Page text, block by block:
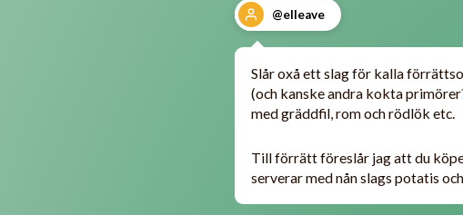
@elleave
Slår oxå ett slag för kalla
(och kanske andra kokta
med gräddfil, rom och rödlök etc.
Till förrätt föreslår jag att du
serverar med nån slags potatis